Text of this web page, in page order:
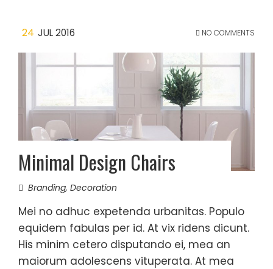
24 JUL 2016 NO COMMENTS
Minimal Design Chairs
Branding, Decoration
Mei no adhuc expetenda urbanitas. Populo
equidem fabulas per id. At vix ridens dicunt.
His minim cetero disputando ei, mea an
maiorum adolescens vituperata. At mea